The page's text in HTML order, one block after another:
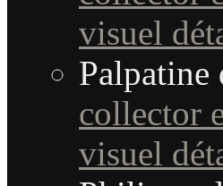
visuel
Palpatine
collector
visuel